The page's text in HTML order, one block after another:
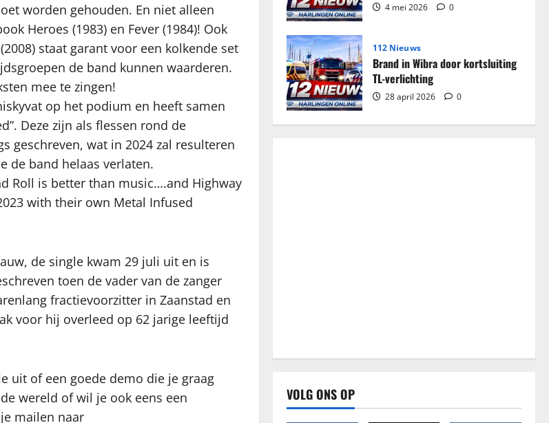
worden gehouden. En niet alleen
Heroes (1983) en Fever (1984)! Ook
staat garant voor een kolkende set
de band kunnen waarderen.
mee te zingen!
op het podium en heeft samen
Deze zijn als flessen rond de
geschreven, wat in 2024 zal resulteren
de band helaas verlaten.
Roll is better than music….and Highway
with their own Metal Infused
de single kwam 29 juli uit en is
toen de vader van de zanger
fractievoorzitter in Zaanstad en
voor hij overleed op 62 jarige leeftijd
uit of een goede demo die je graag
wereld of wil je ook eens een
mailen naar
4 mei 2026 0
112 Nieuws
Brand in Wibra door kortsluiting
TL-verlichting
28 april 2026 0
VOLG ONS OP